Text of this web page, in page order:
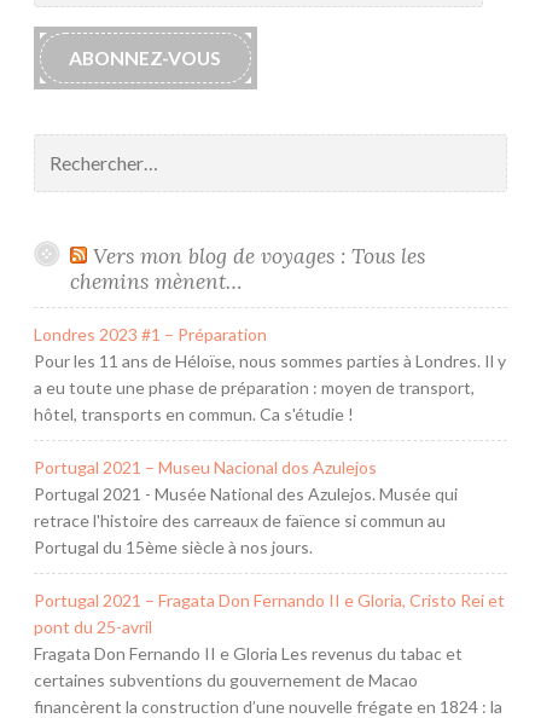
mail
ABONNEZ-VOUS
Vers mon blog de voyages : Tous les
chemins mènent…
Londres 2023 #1 – Préparation
Pour les 11 ans de Héloïse, nous sommes parties à Londres. Il y
a eu toute une phase de préparation : moyen de transport,
hôtel, transports en commun. Ca s'étudie !
Portugal 2021 – Museu Nacional dos Azulejos
Portugal 2021 - Musée National des Azulejos. Musée qui
retrace l'histoire des carreaux de faïence si commun au
Portugal du 15ème siècle à nos jours.
Portugal 2021 – Fragata Don Fernando II e Gloria, Cristo Rei et
pont du 25-avril
Fragata Don Fernando II e Gloria Les revenus du tabac et
certaines subventions du gouvernement de Macao
financèrent la construction d’une nouvelle frégate en 1824 : la